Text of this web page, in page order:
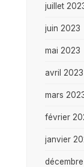
juillet
juin 2023
mai 2023
avril 2023
mars
février
janvier